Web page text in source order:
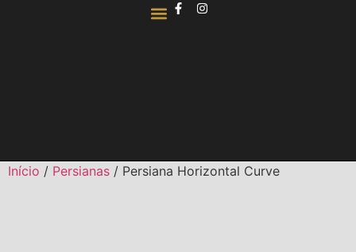
Início / Persianas / Persiana Horizontal Curve